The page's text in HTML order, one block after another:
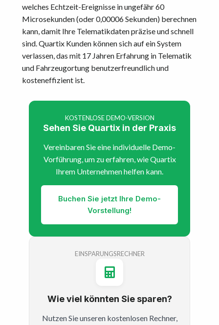
welches Echtzeit-Ereignisse in ungefähr 60
Microsekunden (oder 0,00006 Sekunden) berechnen
kann, damit Ihre Telematikdaten präzise und schnell
sind. Quartix Kunden können sich auf ein System
verlassen, das mit 17 Jahren Erfahrung in Telematik
und Fahrzeugortung benutzerfreundlich und
kosteneffizient ist.
KOSTENLOSE DEMO-VERSION
Sehen Sie Quartix in der Praxis
Vereinbaren Sie eine individuelle Demo-
Vorführung, um zu erfahren, wie Quartix
Ihrem Unternehmen helfen kann.
Buchen Sie jetzt Ihre Demo-
Vorstellung!
EINSPARUNGSRECHNER
Wie viel könnten Sie sparen?
Nutzen Sie unseren kostenlosen Rechner,